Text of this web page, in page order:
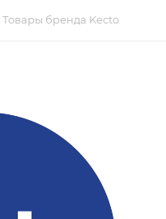
Товары бренда Kecto